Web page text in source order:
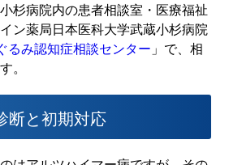
杉病院内の患者相談室・医療福祉
ン薬局日本医科大学武蔵小杉病院
るみ認知症相談センター 」で、相
。
断と初期対応